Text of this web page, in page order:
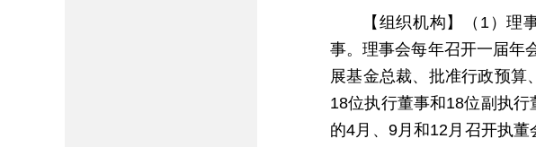
【组织机构】（1）
事。理事会每年召开一届年
展基金总裁、批准行政预算
18位执行董事和18位副执
的4月、9月和12月召开执